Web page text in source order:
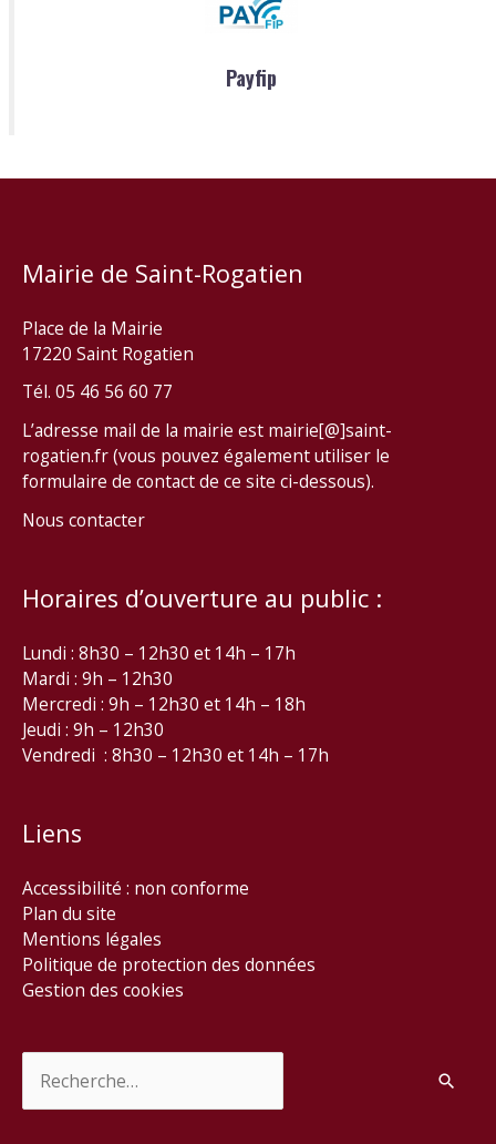
Payfip
Mairie de Saint-Rogatien
Place de la Mairie
17220 Saint Rogatien
Tél. 05 46 56 60 77
L’adresse mail de la mairie est mairie[@]saint-
rogatien.fr (vous pouvez également utiliser le
formulaire de contact de ce site ci-dessous).
Nous contacter
Horaires d’ouverture au public :
Lundi : 8h30 – 12h30 et 14h – 17h
Mardi : 9h – 12h30
Mercredi : 9h – 12h30 et 14h – 18h
Jeudi : 9h – 12h30
Vendredi : 8h30 – 12h30 et 14h – 17h
Liens
Accessibilité : non conforme
Plan du site
Mentions légales
Politique de protection des données
Gestion des cookies